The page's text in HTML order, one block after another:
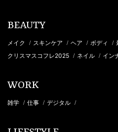
BEAUTY
メイク / スキンケア / ヘア / ボディ /
クリスマスコフレ2025 / ネイル / イン
WORK
雑学 / 仕事 / デジタル /